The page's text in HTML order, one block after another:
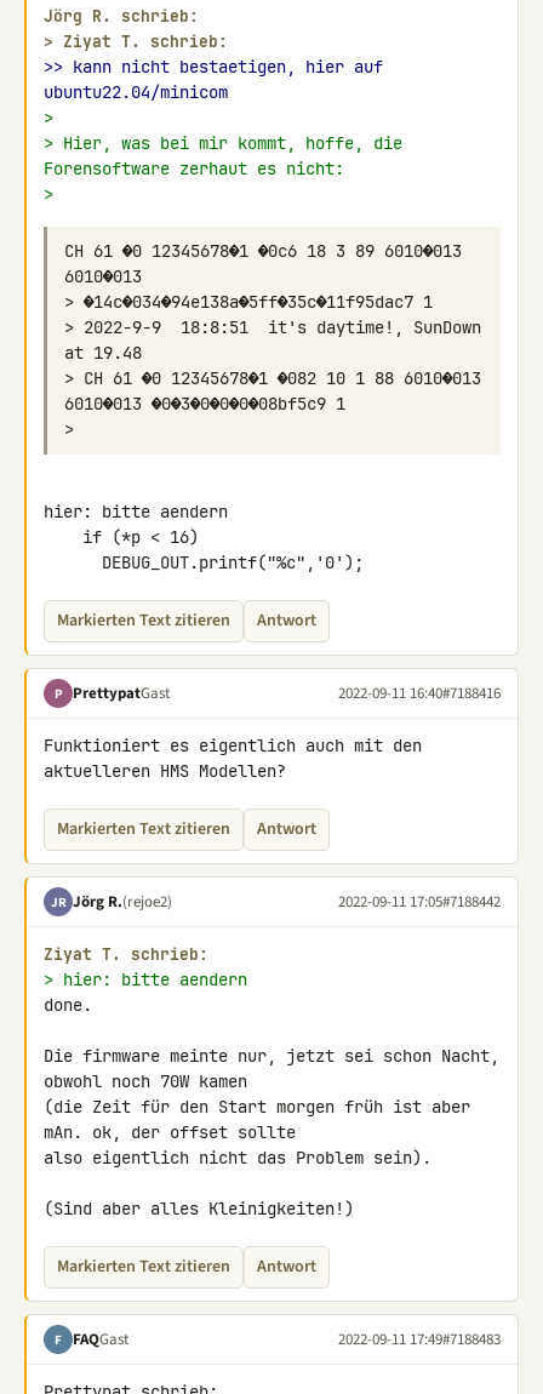
Jörg R. schrieb:
> Ziyat T. schrieb:
>> kann nicht bestaetigen, hier auf
ubuntu22.04/minicom
>
> Hier, was bei mir kommt, hoffe, die
Forensoftware zerhaut es nicht:
>
CH 61 �0 12345678�1 �0c6 18 3 89 6010�013
> 2022-9-9  18:8:51  it's daytime!, SunDown
> CH 61 �0 12345678�1 �082 10 1 88 6010�013
hier: bitte aendern
      DEBUG_OUT.printf("%c",'0');
Markierten Text zitieren Antwort
P PrettypatGast 2022-09-11 16:40#7188416
Funktioniert es eigentlich auch mit den
aktuelleren HMS Modellen?
Markierten Text zitieren Antwort
JR Jörg R.(rejoe2) 2022-09-11 17:05#7188442
Ziyat T. schrieb:
> hier: bitte aendern
done.
Die firmware meinte nur, jetzt sei schon Nacht,
obwohl noch 70W kamen
(die Zeit für den Start morgen früh ist aber
mAn. ok, der offset sollte
also eigentlich nicht das Problem sein).
(Sind aber alles Kleinigkeiten!)
Markierten Text zitieren Antwort
F FAQGast 2022-09-11 17:49#7188483